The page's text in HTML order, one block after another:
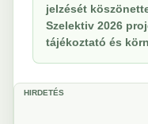
jelzését
Szelektiv 2026
tájékoztató és
HIRDETÉS